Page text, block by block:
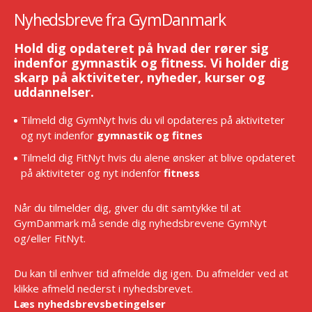
Nyhedsbreve fra GymDanmark
Hold dig opdateret på hvad der rører sig
indenfor gymnastik og fitness. Vi holder dig
skarp på aktiviteter, nyheder, kurser og
uddannelser.
Tilmeld dig GymNyt hvis du vil opdateres på aktiviteter
og nyt indenfor gymnastik og fitnes
Tilmeld dig FitNyt hvis du alene ønsker at blive opdateret
på aktiviteter og nyt indenfor fitness
Når du tilmelder dig, giver du dit samtykke til at
GymDanmark må sende dig nyhedsbrevene GymNyt
og/eller FitNyt.
Du kan til enhver tid afmelde dig igen. Du afmelder ved at
klikke afmeld nederst i nyhedsbrevet.
Læs nyhedsbrevsbetingelser